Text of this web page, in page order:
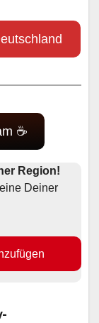
☕
Region!
Deiner